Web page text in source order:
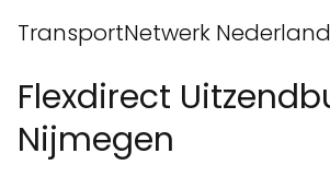
TransportNetwerk Nederland
Flexdirect
Nijmegen